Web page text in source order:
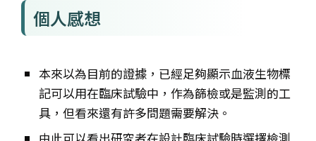
個人感想
本來以為目前的證據，已經足夠顯示血液生物標
記可以用在臨床試驗中，作為篩檢或是監測的工
具，但看來還有許多問題需要解決。